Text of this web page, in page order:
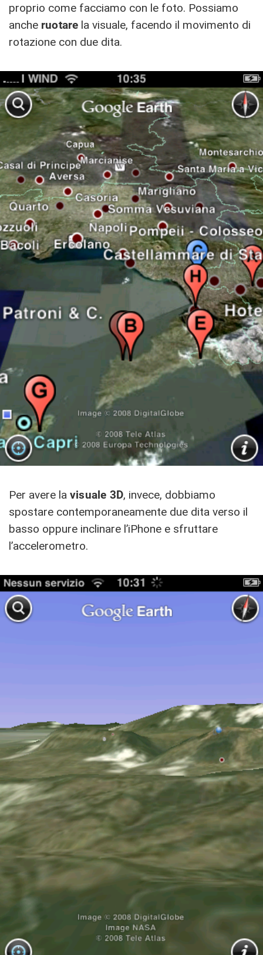
proprio come facciamo con le foto. Possiamo
anche ruotare la visuale, facendo il movimento di
rotazione con due dita.
Per avere la visuale 3D, invece, dobbiamo
spostare contemporaneamente due dita verso il
basso oppure inclinare l’iPhone e sfruttare
l’accelerometro.